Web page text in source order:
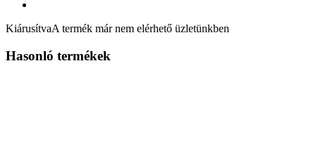
KiárusítvaA termék már nem elérhető üzletünkben
Hasonló termékek